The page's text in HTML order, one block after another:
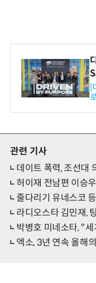
-
[
관련 기사
데이트 폭력, 조선대 의전
허이재 전남편 이승우, 가
줄다리기 유네스코 등재, 한
라디오스타 김민재,
박병호 미네소타, "세계서 가장 잘하는
엑소, 3년 연속 올해의 앨범상